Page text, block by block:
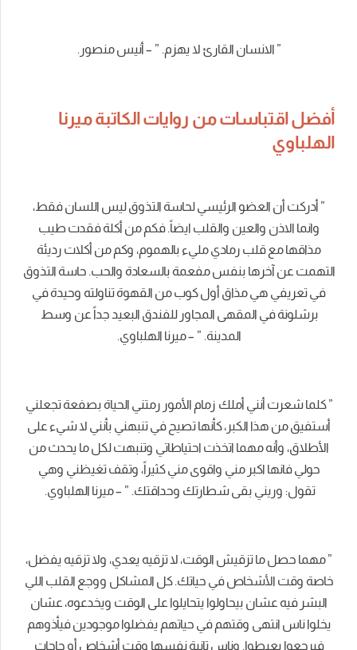
” الانسان القارئ لا يهزم. ” – أنيس منصور.
أفضل اقتباسات من روايات الكاتبة ميرنا
الهلباوي
” أدركت أن العضو الرئيسي لحاسة التذوق ليس اللسان فقط،
وانما الاذن والعين والقلب ايضاً. فكم من أكلة فقدت طيب
مذاقها مع قلب رمادي مليء بالهموم، وكم من أكلات رديئة
التهمت عن آخرها بنفس مفعمة بالسعادة والحب. حاسة التذوق
في تعريفي هي مذاق أول كوب من القهوة تناولته وحيدة في
برشلونة في المقهى المجاور للفندق البعيد جداً عن وسط
المدينة. ” – ميرنا الهلباوي.
” كلما شعرت أنني أملك زمام الأمور رمتني الحياة بصفعة تجعلني
أستفيق من هذا الكبر، كأنها تصيح في تنبهني بأنني لا شيء على
الأطلاق، وأنه مهما اتخذت احتياطاتي وتنبهت لكل ما يحدث من
حولي فانها اكبر مني واقوى مني كثيراً، وتقف تغيظني وهي
تقول: وريني بقى شطارتك وحداقتك. ” – ميرنا الهلباوي.
” مهما حصل ما تزقيش الوقت، لا تزقيه يعدي، ولا تزقيه يفضل،
خاصة وقت الأشخاص في حياتك. كل المشاكل ووجع القلب اللي
البشر فيه عشان بيحاولوا يتحايلوا على الوقت ويخدعوه، عشان
يخلوا ناس انتهى وقتهم في حياتهم يفضلوا موجودين فيأذوهم
فيرجعوا يعيطوا. وناس تانية نفسها وقت أشخاص أو حاجات